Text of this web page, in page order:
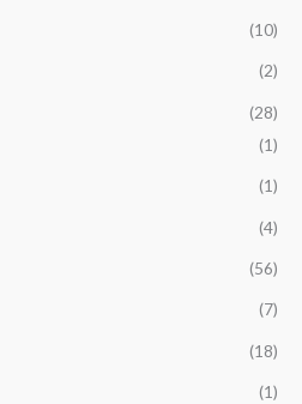
(10)
(2)
(28)
(1)
(1)
(4)
(56)
(7)
(18)
(1)